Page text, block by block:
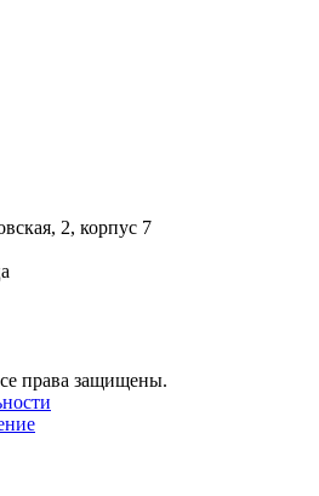
2, корпус 7
права защищены.